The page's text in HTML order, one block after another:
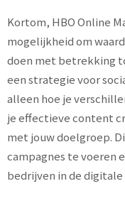
Kortom, HBO Online
mogelijkheid om
doen met betrekking
een strategie voor
alleen hoe je
je effectieve content
met jouw doelgroep.
campagnes te voeren
bedrijven in de